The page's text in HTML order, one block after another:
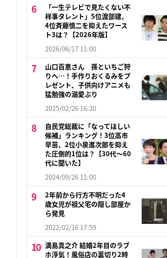
「一生テレビで見たくない不
祥事タレント」5位渡部建、
4位斉藤慎二を抑えたワース
ト3は？【2026年版】
2026/06/17 11:00
山口百恵さん 孫といちご狩
りへ…！手作りおくるみをプ
レゼント、子供向けアニメも
猛勉強の溺愛ぶり
2025/02/26 16:30
自民党総裁に「なってほしい
候補」ランキング！3位高市
早苗、2位小泉進次郎を抑え
た圧倒的1位は？【30代〜60
代に聞いた】
2024/09/26 11:00
2年前から行方不明だった4
歳女児が祖父宅の隠し部屋か
ら発見
2022/02/16 17:59
満島真之介 結婚2年目のラブ
ホ浮気！風俗店の裏切り2時